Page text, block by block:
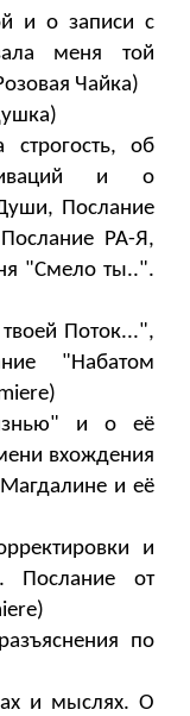
и о записи с
меня той
Чайка)
об
и о
Послание
РА-Я,
"Смело ты..".
Поток...",
"Набатом
и о её
вхождения
и её
и
Послание от
по
и мыслях. О